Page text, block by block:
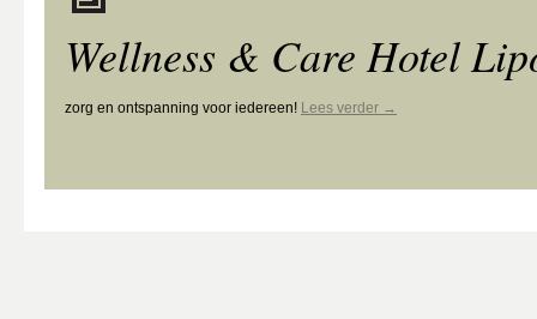
Wellness & Care Hotel
zorg en ontspanning voor iedereen! Lees verder →